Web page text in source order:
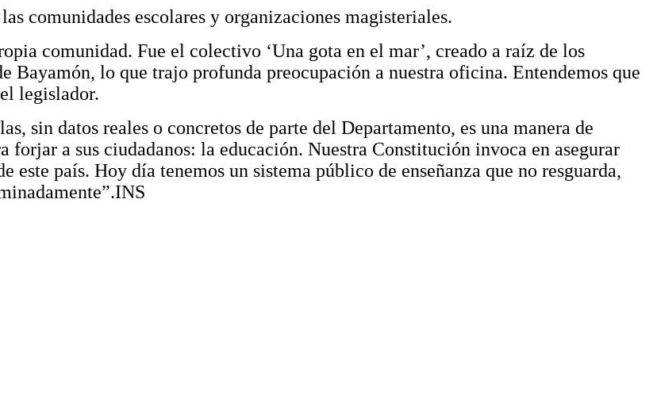
comunidades escolares y organizaciones magisteriales.
comunidad. Fue el colectivo ‘Una gota en el mar’, creado a raíz de los
Bayamón, lo que trajo profunda preocupación a nuestra oficina. Entendemos que
legislador.
sin datos reales o concretos de parte del Departamento, es una manera de
forjar a sus ciudadanos: la educación. Nuestra Constitución invoca en asegurar
este país. Hoy día tenemos un sistema público de enseñanza que no resguarda,